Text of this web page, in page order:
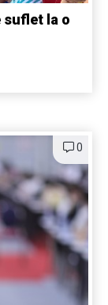
suflet la o
0